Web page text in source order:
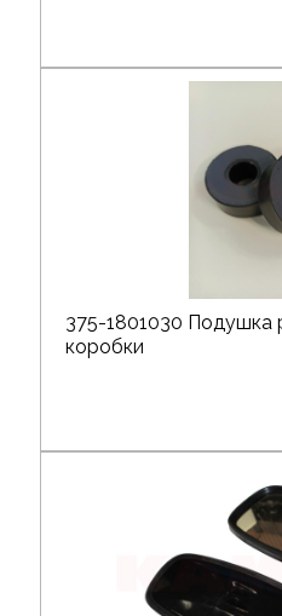
375-1801030 Подушка
коробки